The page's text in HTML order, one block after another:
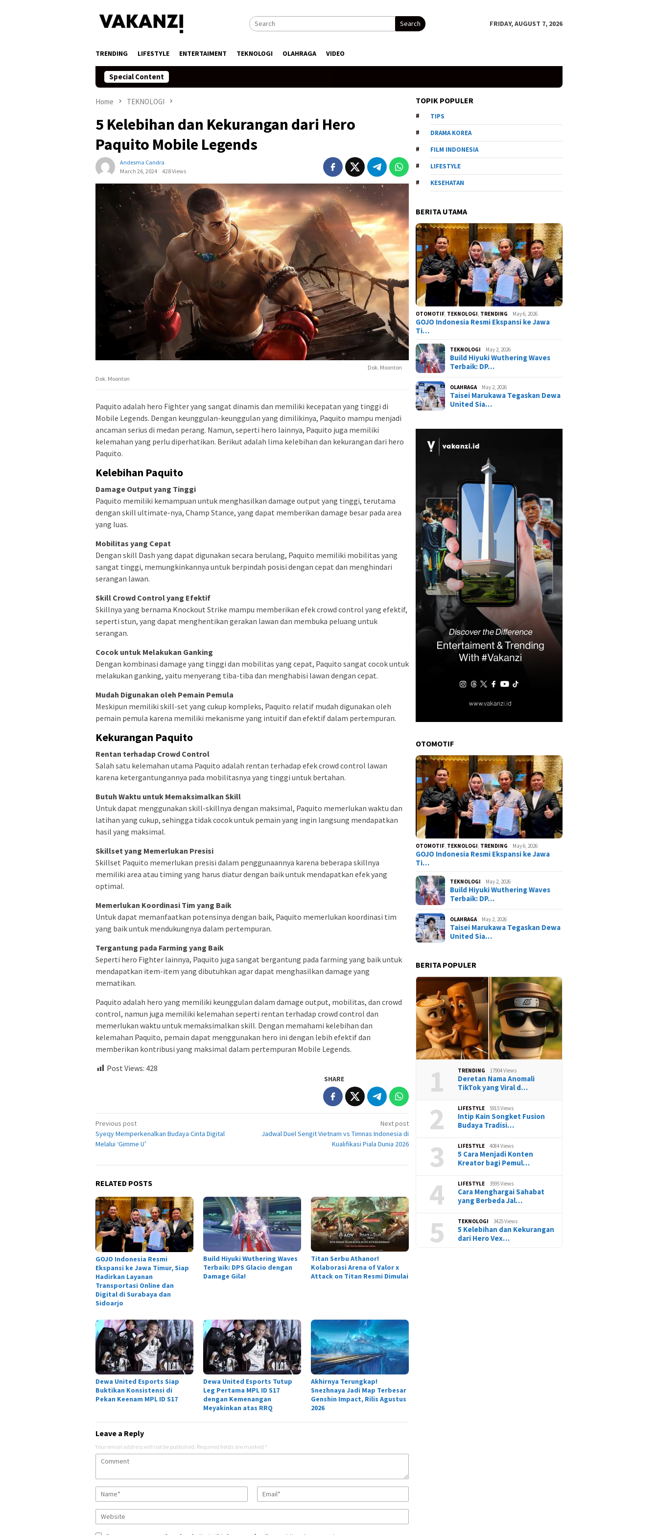
Search FRIDAY, AUGUST 7, 2026
TRENDING LIFESTYLE ENTERTAIMENT TEKNOLOGI OLAHRAGA VIDEO
Special Content
Home TEKNOLOGI
5 Kelebihan dan Kekurangan dari Hero
Paquito Mobile Legends
Andesma Candra
March 26, 2024
428 Views
Dok. Moonton
Dok. Moonton
Paquito adalah hero Fighter yang sangat dinamis dan memiliki kecepatan yang tinggi di
Mobile Legends. Dengan keunggulan-keunggulan yang dimilikinya, Paquito mampu menjadi
ancaman serius di medan perang. Namun, seperti hero lainnya, Paquito juga memiliki
kelemahan yang perlu diperhatikan. Berikut adalah lima kelebihan dan kekurangan dari hero
Paquito.
Kelebihan Paquito
Damage Output yang Tinggi
Paquito memiliki kemampuan untuk menghasilkan damage output yang tinggi, terutama
dengan skill ultimate-nya, Champ Stance, yang dapat memberikan damage besar pada area
yang luas.
Mobilitas yang Cepat
Dengan skill Dash yang dapat digunakan secara berulang, Paquito memiliki mobilitas yang
sangat tinggi, memungkinkannya untuk berpindah posisi dengan cepat dan menghindari
serangan lawan.
Skill Crowd Control yang Efektif
Skillnya yang bernama Knockout Strike mampu memberikan efek crowd control yang efektif,
seperti stun, yang dapat menghentikan gerakan lawan dan membuka peluang untuk
serangan.
Cocok untuk Melakukan Ganking
Dengan kombinasi damage yang tinggi dan mobilitas yang cepat, Paquito sangat cocok untuk
melakukan ganking, yaitu menyerang tiba-tiba dan menghabisi lawan dengan cepat.
Mudah Digunakan oleh Pemain Pemula
Meskipun memiliki skill-set yang cukup kompleks, Paquito relatif mudah digunakan oleh
pemain pemula karena memiliki mekanisme yang intuitif dan efektif dalam pertempuran.
Kekurangan Paquito
Rentan terhadap Crowd Control
Salah satu kelemahan utama Paquito adalah rentan terhadap efek crowd control lawan
karena ketergantungannya pada mobilitasnya yang tinggi untuk bertahan.
Butuh Waktu untuk Memaksimalkan Skill
Untuk dapat menggunakan skill-skillnya dengan maksimal, Paquito memerlukan waktu dan
latihan yang cukup, sehingga tidak cocok untuk pemain yang ingin langsung mendapatkan
hasil yang maksimal.
Skillset yang Memerlukan Presisi
Skillset Paquito memerlukan presisi dalam penggunaannya karena beberapa skillnya
memiliki area atau timing yang harus diatur dengan baik untuk mendapatkan efek yang
optimal.
Memerlukan Koordinasi Tim yang Baik
Untuk dapat memanfaatkan potensinya dengan baik, Paquito memerlukan koordinasi tim
yang baik untuk mendukungnya dalam pertempuran.
Tergantung pada Farming yang Baik
Seperti hero Fighter lainnya, Paquito juga sangat bergantung pada farming yang baik untuk
mendapatkan item-item yang dibutuhkan agar dapat menghasilkan damage yang
mematikan.
Paquito adalah hero yang memiliki keunggulan dalam damage output, mobilitas, dan crowd
control, namun juga memiliki kelemahan seperti rentan terhadap crowd control dan
memerlukan waktu untuk memaksimalkan skill. Dengan memahami kelebihan dan
kelemahan Paquito, pemain dapat menggunakan hero ini dengan lebih efektif dan
memberikan kontribusi yang maksimal dalam pertempuran Mobile Legends.
Post Views: 428
SHARE
Post
navigation
Previous post
Syeqy Memperkenalkan Budaya Cinta Digital
Melalui ‘Gimme U’
Next post
Jadwal Duel Sengit Vietnam vs Timnas Indonesia di
Kualifikasi Piala Dunia 2026
RELATED POSTS
GOJO Indonesia Resmi
Ekspansi ke Jawa Timur, Siap
Hadirkan Layanan
Transportasi Online dan
Digital di Surabaya dan
Sidoarjo
Build Hiyuki Wuthering Waves
Terbaik: DPS Glacio dengan
Damage Gila!
Titan Serbu Athanor!
Kolaborasi Arena of Valor x
Attack on Titan Resmi Dimulai
Dewa United Esports Siap
Buktikan Konsistensi di
Pekan Keenam MPL ID S17
Dewa United Esports Tutup
Leg Pertama MPL ID S17
dengan Kemenangan
Meyakinkan atas RRQ
Akhirnya Terungkap!
Snezhnaya Jadi Map Terbesar
Genshin Impact, Rilis Agustus
2026
Leave a Reply
Your email address will not be published. Required fields are marked *
TOPIK POPULER
TIPS
DRAMA KOREA
FILM INDONESIA
LIFESTYLE
KESEHATAN
BERITA UTAMA
OTOMOTIF TEKNOLOGI TRENDING May 6, 2026
GOJO Indonesia Resmi Ekspansi ke Jawa
Ti…
TEKNOLOGI May 2, 2026
Build Hiyuki Wuthering Waves
Terbaik: DP…
OLAHRAGA May 2, 2026
Taisei Marukawa Tegaskan Dewa
United Sia…
OTOMOTIF
OTOMOTIF, TEKNOLOGI, TRENDING May 6, 2026
GOJO Indonesia Resmi Ekspansi ke Jawa
Ti…
TEKNOLOGI May 2, 2026
Build Hiyuki Wuthering Waves
Terbaik: DP…
OLAHRAGA May 2, 2026
Taisei Marukawa Tegaskan Dewa
United Sia…
BERITA POPULER
1 TRENDING 17904 Views
Deretan Nama Anomali
TikTok yang Viral d…
2 LIFESTYLE 5915 Views
Intip Kain Songket Fusion
Budaya Tradisi…
3 LIFESTYLE 4084 Views
5 Cara Menjadi Konten
Kreator bagi Pemul…
4 LIFESTYLE 3595 Views
Cara Menghargai Sahabat
yang Berbeda Jal…
5 TEKNOLOGI 3425 Views
5 Kelebihan dan Kekurangan
dari Hero Vex…